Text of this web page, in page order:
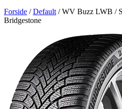
Forside /Default /WV Buzz LWB /
Bridgestone